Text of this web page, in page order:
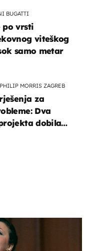
BUGATTI
po vrsti
viteškog
samo metar
MORRIS ZAGREB
za
Dva
dobila